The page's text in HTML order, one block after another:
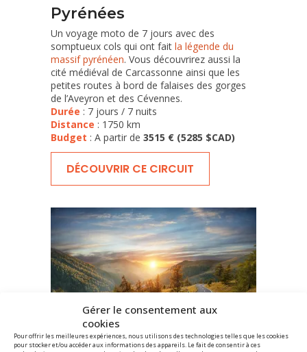
Gérer le consentement aux
cookies
Pour offrir les meilleures expériences, nous utilisons des technologies telles que les cookies
pour stocker et/ou accéder aux informations des appareils. Le fait de consentir à ces
Pyrénées
Un voyage moto de 7 jours avec des
somptueux cols qui ont fait la légende du
massif pyrénéen. Vous découvrirez aussi la
cité médiéval de Carcassonne ainsi que les
petites routes à bord de falaises des gorges
de l’Aveyron et des Cévennes.
Durée : 7 jours / 7 nuits
Distance : 1750 km
Budget : A partir de 3515 € (5285 $CAD)
DÉCOUVRIR CE CIRCUIT